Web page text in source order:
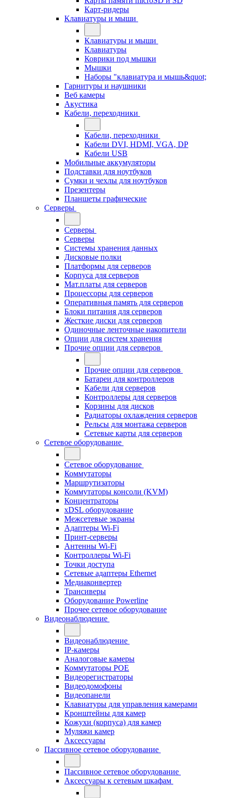
Карт-ридеры
Клавиатуры и мыши
Клавиатуры и мыши
Клавиатуры
Коврики под мышки
Мышки
Наборы "клавиатура и мышь&quot;
Гарнитуры и наушники
Веб камеры
Акустика
Кабели, переходники
Кабели, переходники
Кабели DVI, HDMI, VGA, DP
Кабели USB
Мобильные аккумуляторы
Подставки для ноутбуков
Сумки и чехлы для ноутбуков
Презентеры
Планшеты графические
Серверы
Серверы
Серверы
Системы хранения данных
Дисковые полки
Платформы для серверов
Корпуса для серверов
Мат.платы для серверов
Процессоры для серверов
Оперативныя память для серверов
Блоки питания для серверов
Жесткие диски для серверов
Одиночные ленточные накопители
Опции для систем хранения
Прочие опции для серверов
Прочие опции для серверов
Батареи для контроллеров
Кабели для серверов
Контроллеры для серверов
Корзины для дисков
Радиаторы охлаждения серверов
Рельсы для монтажа серверов
Сетевые карты для серверов
Сетевое оборудование
Сетевое оборудование
Коммутаторы
Маршрутизаторы
Коммутаторы консоли (KVM)
Концентраторы
xDSL оборудование
Межсетевые экраны
Адаптеры Wi-Fi
Принт-серверы
Антенны Wi-Fi
Контроллеры Wi-Fi
Точки доступа
Сетевые адаптеры Ethernet
Медиаконвертер
Трансиверы
Оборудование Powerline
Прочее сетевое оборудование
Видеонаблюдение
Видеонаблюдение
IP-камеры
Аналоговые камеры
Коммутаторы POE
Видеорегистраторы
Видеодомофоны
Видеопанели
Клавиатуры для управления камерами
Кронштейны для камер
Кожухи (корпуса) для камер
Муляжи камер
Аксессуары
Пассивное сетевое оборудование
Пассивное сетевое оборудование
Аксессуары к сетевым шкафам